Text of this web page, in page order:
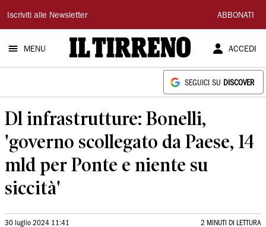
Il
Tirreno
Iscriviti alle Newsletter ABBONATI
MENU ACCEDI
SEGUICI SU DISCOVER
Dl infrastrutture: Bonelli,
'governo scollegato da Paese, 14
mld per Ponte e niente su
siccità'
30 luglio 2024 11:41 2 MINUTI DI LETTURA